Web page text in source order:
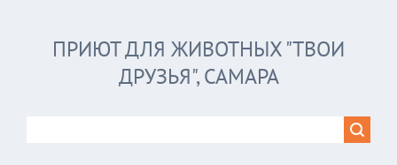
ПРИЮТ ДЛЯ ЖИВОТНЫХ "ТВОИ
ДРУЗЬЯ", САМАРА